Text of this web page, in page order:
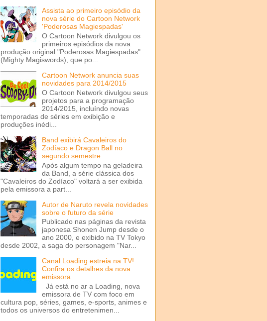
Assista ao primeiro episódio da
nova série do Cartoon Network
'Poderosas Magiespadas'
O Cartoon Network divulgou os
primeiros episódios da nova
produção original "Poderosas Magiespadas"
(Mighty Magiswords), que po...
Cartoon Network anuncia suas
novidades para 2014/2015
O Cartoon Network divulgou seus
projetos para a programação
2014/2015, incluíndo novas
temporadas de séries em exibição e
produções inédi...
Band exibirá Cavaleiros do
Zodíaco e Dragon Ball no
segundo semestre
Após algum tempo na geladeira
da Band, a série clássica dos
"Cavaleiros do Zodíaco" voltará a ser exibida
pela emissora a part...
Autor de Naruto revela novidades
sobre o futuro da série
Publicado nas páginas da revista
japonesa Shonen Jump desde o
ano 2000, e exibido na TV Tokyo
desde 2002, a saga do personagem "Nar...
Canal Loading estreia na TV!
Confira os detalhes da nova
emissora
Já está no ar a Loading, nova
emissora de TV com foco em
cultura pop, séries, games, e-sports, animes e
todos os universos do entretenimen...